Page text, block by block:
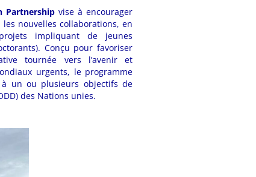
Partnershipvise à encourager
nouvelles collaborations, en
impliquant de jeunes
Conçu pour favoriser
tournée vers l’avenir et
urgents, le programme
un ou plusieurs objectifs de
des Nations unies.